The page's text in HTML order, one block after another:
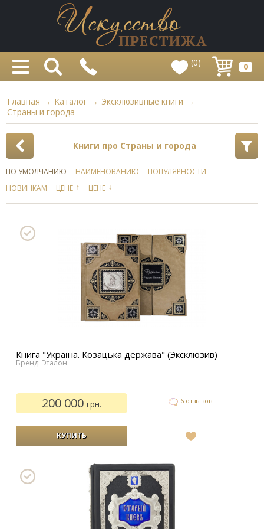
(0) 0
Главная → Каталог → Эксклюзивные книги →
Страны и города
Книги про Страны и города
ПО УМОЛЧАНИЮ НАИМЕНОВАНИЮ
ПОПУЛЯРНОСТИ
НОВИНКАМ
ЦЕНЕ ↑ ЦЕНЕ ↓
Книга "Україна. Козацька держава" (Эксклюзив)
Бренд: Эталон
200 000грн. 6 отзывов